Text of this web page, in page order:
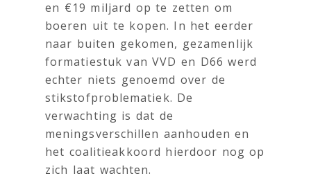
en €19 miljard op te zetten om
boeren uit te kopen. In het eerder
naar buiten gekomen, gezamenlijk
formatiestuk van VVD en D66 werd
echter niets genoemd over de
stikstofproblematiek. De
verwachting is dat de
meningsverschillen aanhouden en
het coalitieakkoord hierdoor nog op
zich laat wachten.